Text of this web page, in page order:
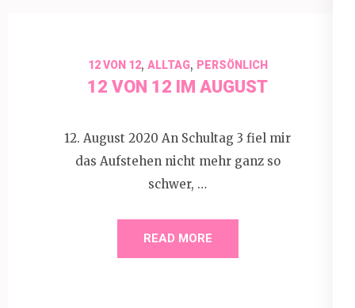
12 VON 12, ALLTAG, PERSÖNLICH
12 VON 12 IM AUGUST
12. August 2020 An Schultag 3 fiel mir
das Aufstehen nicht mehr ganz so
schwer, …
READ MORE